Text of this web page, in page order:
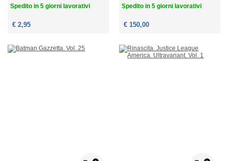
Spedito in 5 giorni lavorativi
€ 2,95
Spedito in 5 giorni lavorativi
€ 150,00